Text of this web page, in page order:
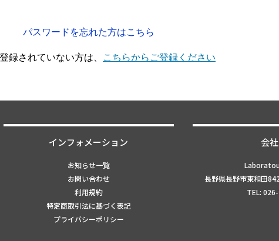
パスワードを忘れた方はこちら
録されていない方は、 こちらからご登録ください
インフォメーション
お知らせ一覧
お問い合わせ
利用規約
特定商取引法に基づく表記
プライバシーポリシー
会
長野県長野市東和田
TEL: